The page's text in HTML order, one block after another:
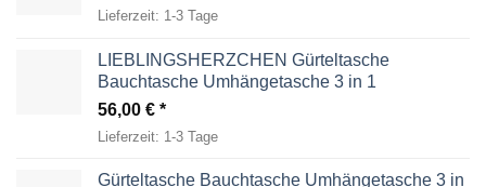
Lieferzeit: 1-3 Tage
LIEBLINGSHERZCHEN Gürteltasche
Bauchtasche Umhängetasche 3 in 1
56,00 €
Lieferzeit: 1-3 Tage
Gürteltasche Bauchtasche Umhängetasche 3 in